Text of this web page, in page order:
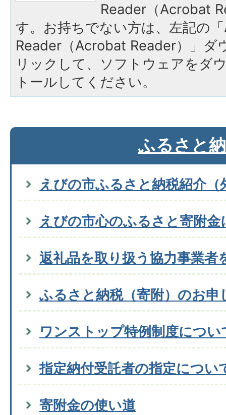
Reader（Acrobat
す。お持ちでない方は、左記の
Reader（Acrobat Reader）」ダ
リックして、ソフトウェアをダ
トールしてください。
ふるさと
えびの市ふるさと納税紹介（
えびの市心のふるさと寄附金
返礼品を取り扱う協力事業者
ふるさと納税（寄附）のお申
ワンストップ特例制度につい
指定納付受託者の指定につい
寄附金の使い道